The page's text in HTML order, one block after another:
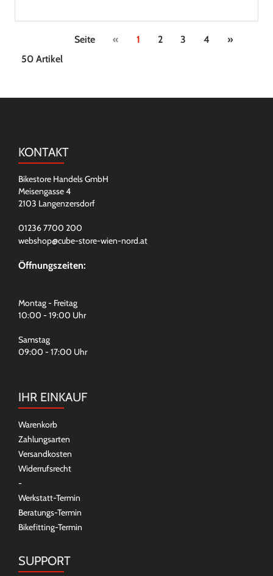
Seite « 1 2 3 4
»
50 Artikel
KONTAKT
Bikestore Handels GmbH
Meisengasse 4
2103 Langenzersdorf
01236 7700 200
webshop@cube-store-wien-nord.at
Öffnungszeiten:
Montag - Freitag
10:00 - 19:00 Uhr
Samstag
09:00 - 17:00 Uhr
IHR EINKAUF
Warenkorb
Zahlungsarten
Versandkosten
Widerrufsrecht
-
Werkstatt-Termin
Beratungs-Termin
Bikefitting-Termin
SUPPORT